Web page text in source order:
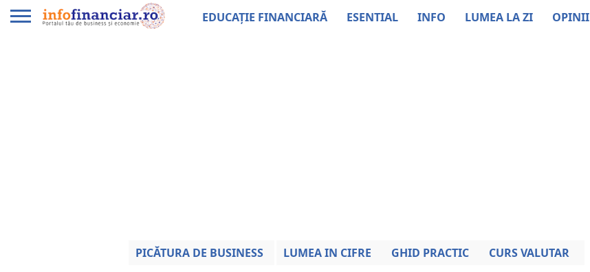
EDUCAȚIE FINANCIARĂ ESENTIAL INFO LUMEA LA ZI OPINII
PICĂTURA DE BUSINESS LUMEA IN CIFRE GHID PRACTIC
CURS VALUTAR